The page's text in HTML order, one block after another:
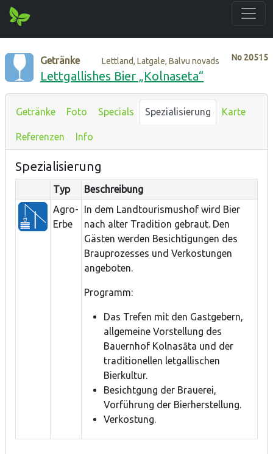
No 20515
Getränke Lettland, Latgale, Balvu novads
Lettgallishes Bier „Kolnaseta“
Getränke Foto Specials Spezialisierung Karte
Referenzen Info
Spezialisierung
Typ
Beschreibung
Agro-
Erbe
In dem Landtourismushof wird Bier
nach alter Tradition gebraut. Den
Gästen werden Besichtigungen des
Brauprozesses und Verkostungen
angeboten.
Programm:
Das Trefen mit den Gastgebern,
allgemeine Vorstellung des
Bauernhof Kolnasāta und der
traditionellen letgallischen
Bierkultur.
Besichtgung der Brauerei,
Vorführung der Bierherstellung.
Verkostung.